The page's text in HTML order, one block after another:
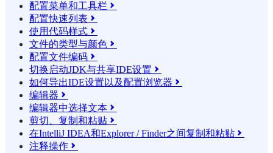
配置菜单和工具栏 
配置快速列表 
使用代码样式 
文件的类型与颜色 
配置文件编码 
切换启动JDK与共享IDE设置 
如何导出IDE设置以及配置浏览器 
编辑器 
编辑器中选择文本 
剪切、复制和粘贴 
在IntelliJ IDEA和Explorer / Finder之间复制和粘贴 
注释操作 